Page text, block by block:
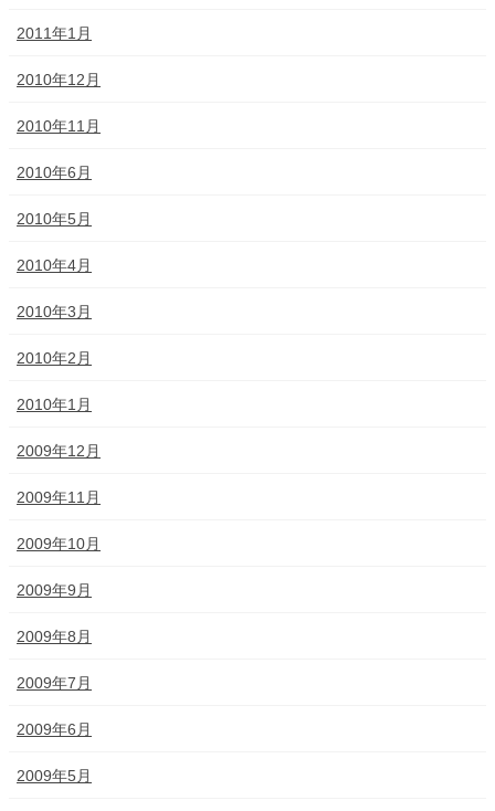
2011年1月
2010年12月
2010年11月
2010年6月
2010年5月
2010年4月
2010年3月
2010年2月
2010年1月
2009年12月
2009年11月
2009年10月
2009年9月
2009年8月
2009年7月
2009年6月
2009年5月